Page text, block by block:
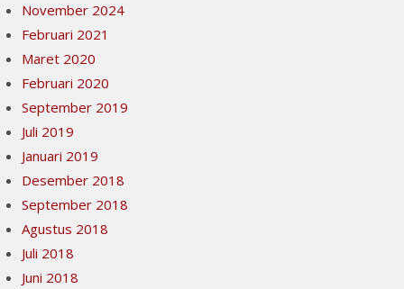
November 2024
Februari 2021
Maret 2020
Februari 2020
September 2019
Juli 2019
Januari 2019
Desember 2018
September 2018
Agustus 2018
Juli 2018
Juni 2018